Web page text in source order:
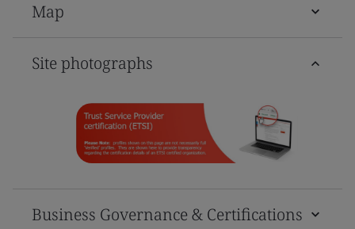
Map
Site photographs
Business Governance & Certifications